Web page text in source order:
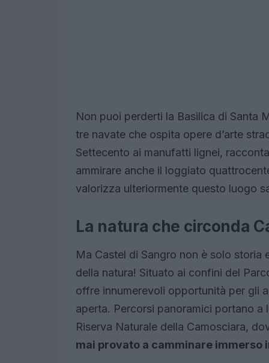
Non puoi perderti la Basilica di Santa
tre navate che ospita opere d’arte
Settecento ai manufatti lignei,
ammirare anche il loggiato
valorizza ulteriormente questo luogo
La natura che circonda
Ma Castel di Sangro non è solo storia
della natura! Situato ai confini del
offre innumerevoli opportunità per gli
aperta. Percorsi panoramici portano
Riserva Naturale della Camosciara,
mai provato a camminare immerso